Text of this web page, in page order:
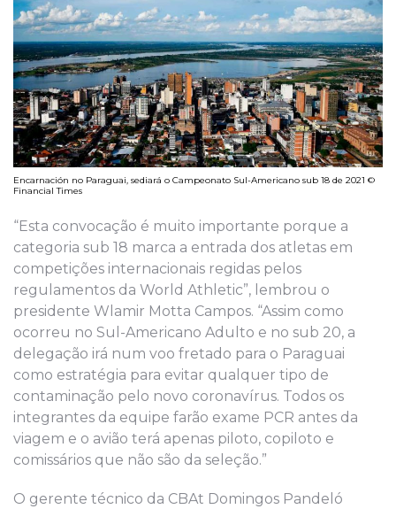
Encarnación no Paraguai, sediará o Campeonato Sul-Americano sub 18 de 2021 ©
Financial Times
“Esta convocação é muito importante porque a
categoria sub 18 marca a entrada dos atletas em
competições internacionais regidas pelos
regulamentos da World Athletic”, lembrou o
presidente Wlamir Motta Campos. “Assim como
ocorreu no Sul-Americano Adulto e no sub 20, a
delegação irá num voo fretado para o Paraguai
como estratégia para evitar qualquer tipo de
contaminação pelo novo coronavírus. Todos os
integrantes da equipe farão exame PCR antes da
viagem e o avião terá apenas piloto, copiloto e
comissários que não são da seleção.”
O gerente técnico da CBAt Domingos Pandeló